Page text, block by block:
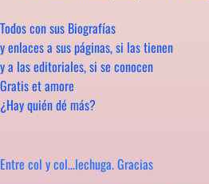
Todos con sus Biografías
y enlaces a sus páginas, si las tienen
y a las editoriales, si se conocen
Gratis et amore
¿Hay quién dé más?
Entre col y col…lechuga. Gracias